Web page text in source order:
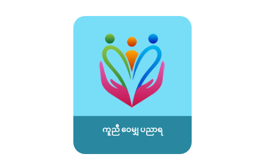
ကူညီ ဝေမျှ ပညာရ